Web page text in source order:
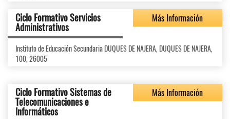
Ciclo Formativo Servicios
Administrativos
Más Información
Instituto de Educación Secundaria DUQUES DE NAJERA, DUQUES DE NAJERA,
100, 26005
Ciclo Formativo Sistemas de
Telecomunicaciones e
Informáticos
Más Información